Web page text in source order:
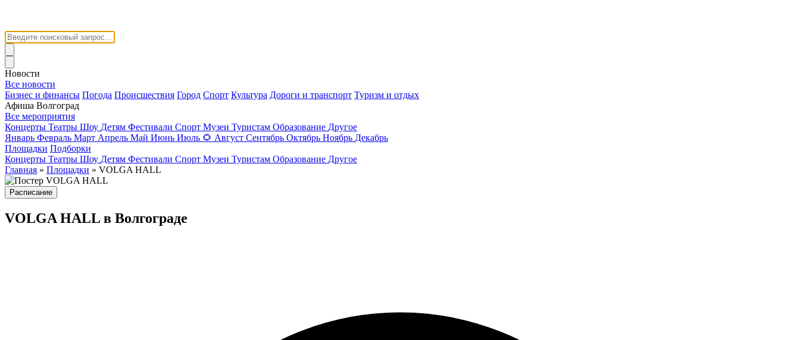
Новости
Все новости
Бизнес и финансы Погода Происшествия Город Спорт Культура Дороги и транспорт Туризм и отдых
Афиша Волгоград
Все мероприятия
Концерты Театры Шоу Детям Фестивали Спорт Музеи Туристам Образование Другое
Январь Февраль Март Апрель Май Июнь Июль 🌻 Август Сентябрь Октябрь Ноябрь Декабрь
Площадки Подборки
Концерты Театры Шоу Детям Фестивали Спорт Музеи Туристам Образование Другое
Главная » Площадки » VOLGA HALL
Расписание
VOLGA HALL в Волгограде